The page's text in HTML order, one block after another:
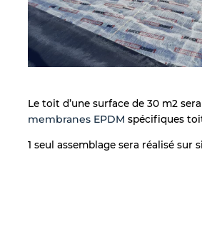
Le toit d’une surface de 30 m2
membranes EPDM spécifiques
1 seul assemblage sera réalisé sur